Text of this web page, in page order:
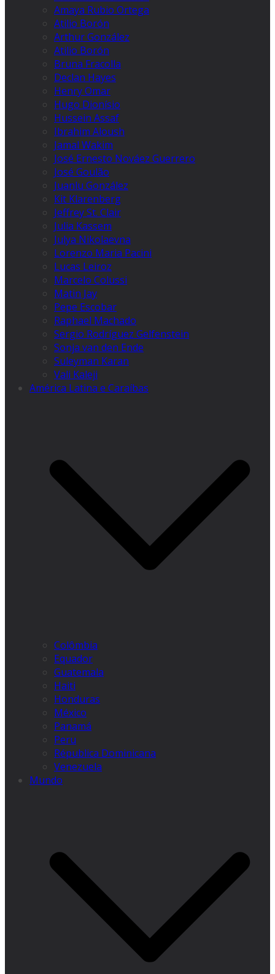
Amaya Rubio Ortega
Atilio Borón
Arthur González
Atilio Borón
Bruna Fracolla
Declan Hayes
Henry Omar
Hugo Dionísio
Hussein Assaf
Ibrahim Aloush
Jamal Wakim
José Ernesto Nováez Guerrero
José Goulão
Juanlu González
Kit Klarenberg
Jeffrey St. Clair
Julia Kassem
Julya Nikolaevna
Lorenzo Maria Pacini
Lucas Leiroz
Marcelo Colussi
Matin Jay
Pepe Escobar
Raphael Machado
Sergio Rodríguez Gelfenstein
Sonja van den Ende
Suleyman Karan
Vali Kaleji
América Latina e Caraíbas
Colômbia
Equador
Guatemala
Haiti
Honduras
México
Panamá
Peru
Républica Dominicana
Venezuela
Mundo